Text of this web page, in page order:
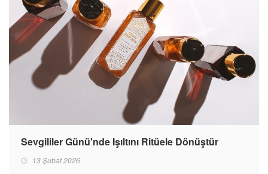
Sevgililer Günü'nde Işıltını Ritüele Dönüştür
13 Şubat 2026